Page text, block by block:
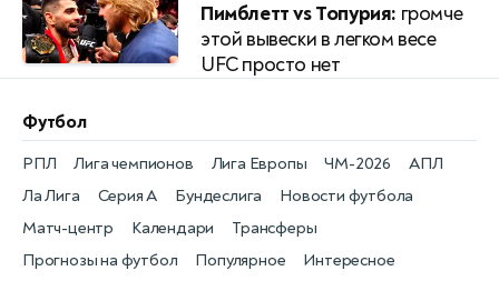
Пимблетт vs Топурия: громче
этой вывески в легком весе
UFC просто нет
Футбол
Новости футбола
РПЛ
Матч-центр
Лига чемпионов
Календари
Лига Европы
Трансферы
ЧМ-2026
Прогнозы на футбол
АПЛ
Популярное
Ла Лига
Интересное
Серия А Бундеслига